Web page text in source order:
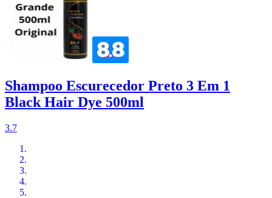
Shampoo Escurecedor Preto 3 Em 1
Black Hair Dye 500ml
3.7